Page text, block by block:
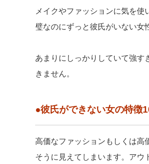
メイクやファッションに気を
璧なのにずっと彼氏がいない女
あまりにしっかりしていて強す
きません。
●彼氏ができない女の特
高価なファッションもしくは高
そうに見えてしまいます。アウ